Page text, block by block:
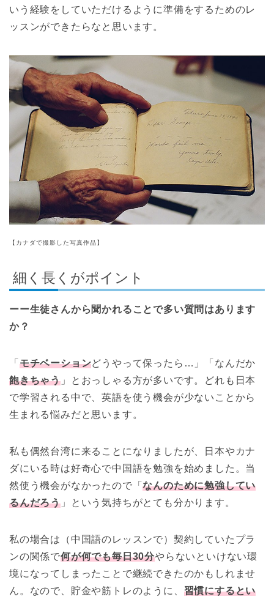
いう経験をしていただけるように準備をするためのレ
ッスンができたらなと思います。
【カナダで撮影した写真作品】
細く長くがポイント
ーー生徒さんから聞かれることで多い質問はあります
か？
「 モチベーションどうやって保ったら…」「なんだか
飽きちゃう 」とおっしゃる方が多いです。どれも日本
で学習される中で、英語を使う機会が少ないことから
生まれる悩みだと思います。
私も偶然台湾に来ることになりましたが、日本やカナ
ダにいる時は好奇心で中国語を勉強を始めました。当
然使う機会がなかったので「なんのために勉強してい
るんだろう 」という気持ちがとても分かります。
私の場合は（中国語のレッスンで）契約していたプラ
ンの関係で何が何でも毎日30分やらないといけない環
境になってしまったことで継続できたのかもしれませ
ん。なので、貯金や筋トレのように、 習慣にするとい